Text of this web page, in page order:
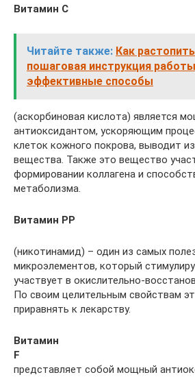
Витамин С
Читайте также: Как
пошаговая инструкция
эффективные способы
(аскорбиновая кислота) является
антиоксидантом, ускоряющим
клеток кожного покрова, выводит
вещества. Также это вещество
формировании коллагена и
метаболизма.
Витамин РР
(никотинамид) – один из самых
микроэлементов, который
участвует в окислительно-
По своим целительным свойствам
приравнять к лекарству.
Витамин
F
представляет собой мощный